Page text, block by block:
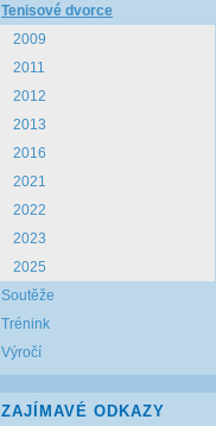
Tenisové dvorce
2009
2011
2012
2013
2016
2021
2022
2023
2025
Soutěže
Trénink
Výročí
ZAJÍMAVÉ ODKAZY